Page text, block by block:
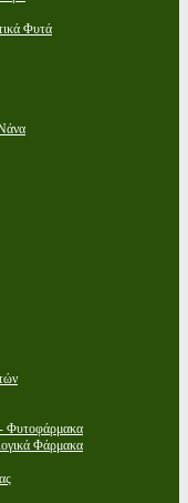
Φυτά
Φυτοφάρμακα
Φάρμακα